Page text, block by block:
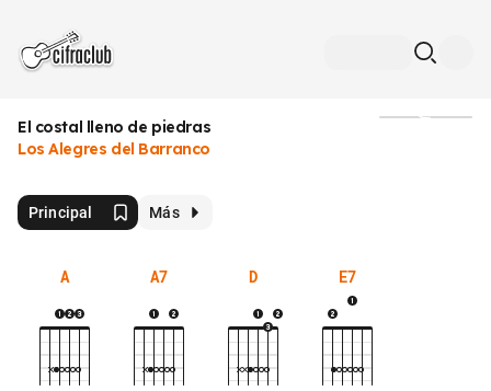
El costal lleno de piedras
Los Alegres del Barranco
Principal Más
A A7 D E7